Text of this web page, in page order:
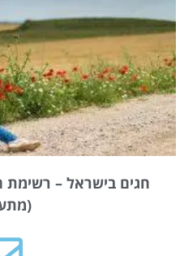
חגים בישראל – רשימת